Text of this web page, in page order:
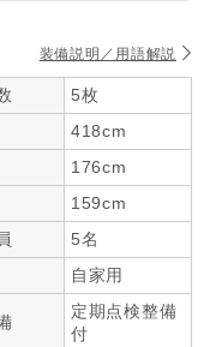
装備説明／用語解説
5枚
418cm
176cm
159cm
5名
自家用
定期点検整備
付